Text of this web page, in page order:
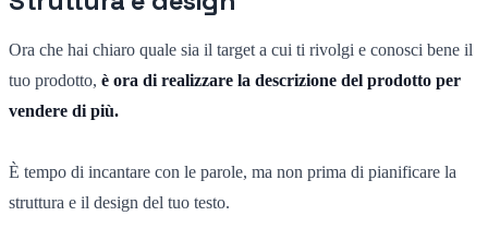
Ora che hai chiaro quale sia il target a cui ti rivolgi e conosci bene il
tuo prodotto, è ora di realizzare la descrizione del prodotto per
vendere di più.
È tempo di incantare con le parole, ma non prima di pianificare la
struttura e il design del tuo testo.